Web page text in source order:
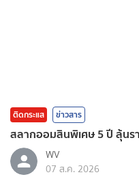
ติดกระแส ข่าวสาร
สลากออมสินพิเศษ 5 ปี ลุ้นร
WV
07 ส.ค. 2026